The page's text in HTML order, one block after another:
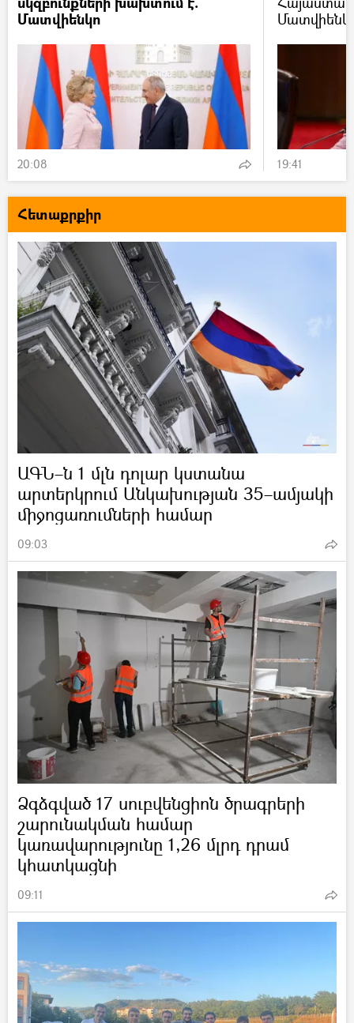
20:08
Մատվիենկո
19:41
Հետաքրքիր
ԱԳՆ–ն 1 մլն դոլար կստանա
արտերկրում Անկախության 35–ամյակի
միջոցառումների համար
09:03
Ձգձգված 17 սուբվենցիոն ծրագրերի
շարունակման համար
կառավարությունը 1,26 մլրդ դրամ
կհատկացնի
09:11